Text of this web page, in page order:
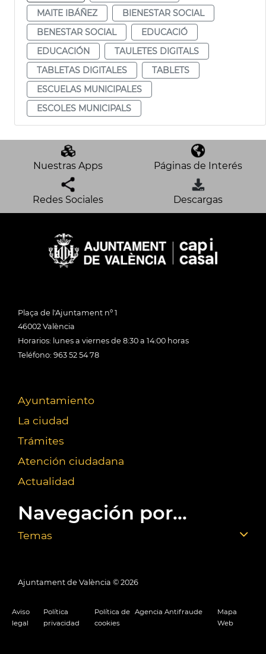
MAITE IBÁÑEZ
BIENESTAR SOCIAL
BENESTAR SOCIAL
EDUCACIÓ
EDUCACIÓN
TAULETES DIGITALS
TABLETAS DIGITALES
TABLETS
ESCUELAS MUNICIPALES
ESCOLES MUNICIPALS
Nuestras Apps Páginas de Interés
Redes Sociales Descargas
Plaça de l'Ajuntament nº 1
46002 València
Horarios: lunes a viernes de 8:30 a 14:00 horas
Teléfono: 963 52 54 78
Ayuntamiento
La ciudad
Trámites
Atención ciudadana
Actualidad
Navegación por...
Temas
Ajuntament de València © 2026
Aviso
legal
Política
privacidad
Política de
cookies
Agencia Antifraude
Mapa
Web